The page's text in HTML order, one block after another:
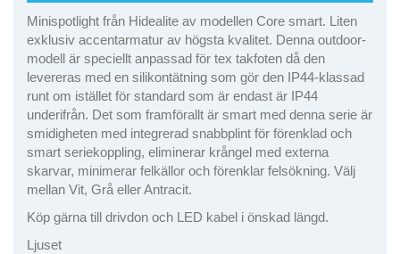
Minispotlight från Hidealite av modellen Core smart. Liten
exklusiv accentarmatur av högsta kvalitet. Denna outdoor-
modell är speciellt anpassad för tex takfoten då den
levereras med en silikontätning som gör den IP44-klassad
runt om istället för standard som är endast är IP44
underifrån. Det som framförallt är smart med denna serie är
smidigheten med integrerad snabbplint för förenklad och
smart seriekoppling, eliminerar krångel med externa
skarvar, minimerar felkällor och förenklar felsökning. Välj
mellan Vit, Grå eller Antracit.
Köp gärna till drivdon och LED kabel i önskad längd.
Ljuset